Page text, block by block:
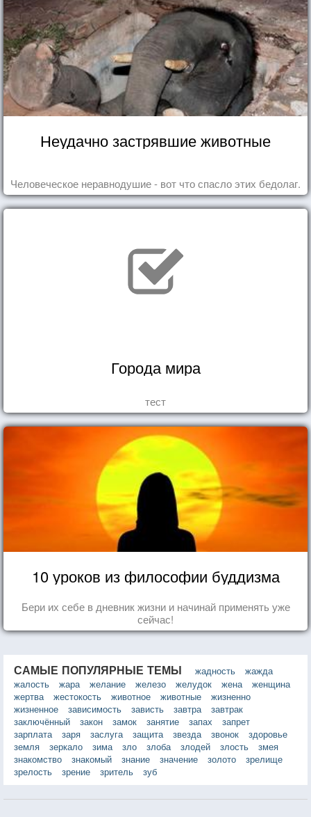
Неудачно застрявшие животные
Человеческое неравнодушие - вот что спасло этих бедолаг.
Города мира
тест
10 уроков из философии буддизма
Бери их себе в дневник жизни и начинай применять уже
сейчас!
САМЫЕ ПОПУЛЯРНЫЕ ТЕМЫ жадность
жажда
жалость
жара желание железо желудок жена
женщина
жертва
жестокость животное животные
жизненно
жизненное
зависимость зависть завтра
завтрак
заключённый
закон замок занятие запах
запрет
зарплата
заря заслуга защита звезда звонок
здоровье
земля
зеркало зима зло злоба злодей злость
змея
знакомство
знакомый знание значение золото
зрелище
зрелость
зрение зритель зуб